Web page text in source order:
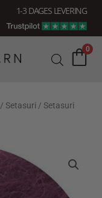
1-3 DAGES LEVERING
0
/ Setasuri / Setasuri